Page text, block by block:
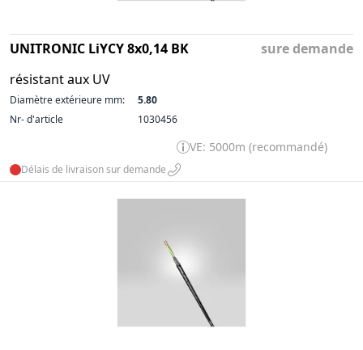
UNITRONIC LiYCY 8x0,14 BK
résistant aux UV
sure demande
Diamètre extérieure mm:
5.80
Nr- d'article
1030456
VE: 5000m (recommandé)
Délais de livraison sur demande